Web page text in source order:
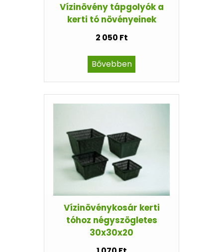
Vízinövény tápgolyók a
kerti tó növényeinek
2 050 Ft
Bővebben
Vízinövénykosár kerti
tóhoz négyszögletes
30x30x20